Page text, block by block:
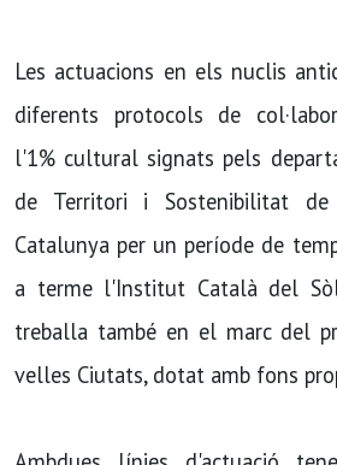
Les actuacions en els nuclis
diferents protocols de
l'1% cultural signats pels
de Territori i Sostenibilitat
Catalunya per un període de
a terme l'Institut Català del Sòl.
treballa també en el marc del
velles Ciutats, dotat amb fons